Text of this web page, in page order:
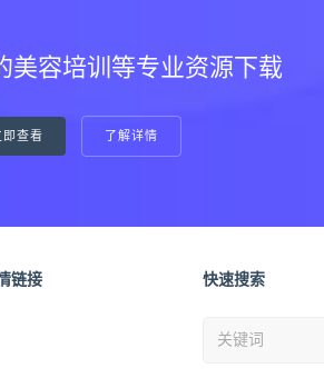
美容培训等专业资源下载
即查看 了解详情
链接 快速搜索